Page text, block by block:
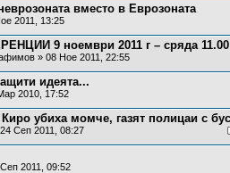
вместо в Еврозоната
2011, 13:25
9 ноември 2011 г – сряда
» 08 Ное 2011, 22:55
идеята...
2010, 17:52
убиха момче, газят полицаи с бус
Сеп 2011, 08:27
2011, 09:52